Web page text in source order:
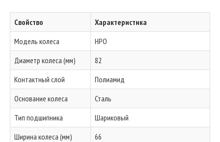
Свойство
Характеристика
Модель колеса
HPO
Диаметр колеса (мм)
82
Контактный слой
Полиамид
Основание колеса
Сталь
Тип подшипника
Шариковый
Ширина колеса (мм)
66